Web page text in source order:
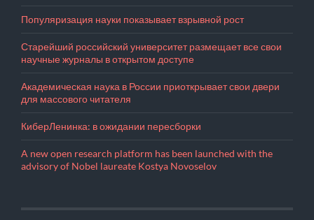
Популяризация науки показывает взрывной рост
Старейший российский университет размещает все свои
научные журналы в открытом доступе
Академическая наука в России приоткрывает свои двери
для массового читателя
КиберЛенинка: в ожидании пересборки
A new open research platform has been launched with the
advisory of Nobel laureate Kostya Novoselov